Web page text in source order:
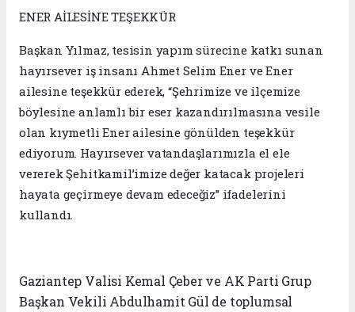
ENER AİLESİNE TEŞEKKÜR
Başkan Yılmaz, tesisin yapım sürecine katkı sunan
hayırsever iş insanı Ahmet Selim Ener ve Ener
ailesine teşekkür ederek, “Şehrimize ve ilçemize
böylesine anlamlı bir eser kazandırılmasına vesile
olan kıymetli Ener ailesine gönülden teşekkür
ediyorum. Hayırsever vatandaşlarımızla el ele
vererek Şehitkamil’imize değer katacak projeleri
hayata geçirmeye devam edeceğiz” ifadelerini
kullandı.
Gaziantep Valisi Kemal Çeber ve AK Parti Grup
Başkan Vekili Abdulhamit Gül de toplumsal